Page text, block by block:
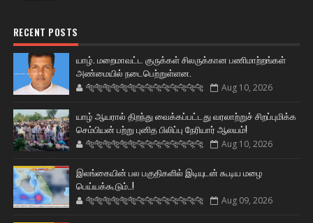
RECENT POSTS
யாழ். மறைமாவட்ட குருக்கள் சிலருக்கான பணிமாற்றங்கள்
அண்மையில் நடைபெற்றுள்ளன.
🐅🐅🐅🐅🐅🐅🐆🐆🐆🐆🐆🐆🐆🐆 Aug 10, 2026
யாழ் ஆயரால் திறந்து வைக்கப்பட்டது வரலாற்றுச் சிறப்புமிக்க
செம்பியன் பற்று புனித பிலிப்பு நேரியார் ஆலயம்!
🐅🐅🐅🐅🐅🐅🐆🐆🐆🐆🐆🐆🐆🐆 Aug 10, 2026
இலங்கையின் பல பகுதிகளில் இடியுடன் கூடிய மழை
பெய்யக்கூடும்..!
🐅🐅🐅🐅🐅🐅🐆🐆🐆🐆🐆🐆🐆🐆 Aug 09, 2026